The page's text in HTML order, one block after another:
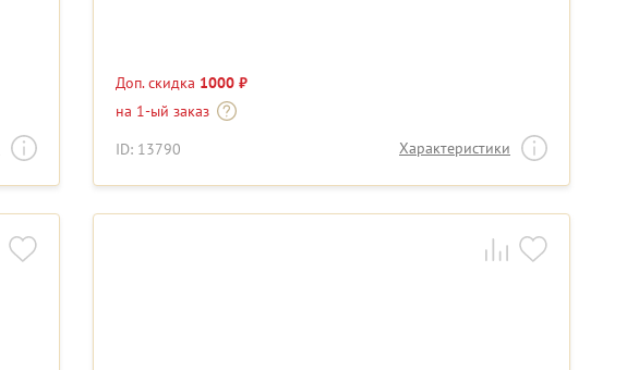
Доп. скидка 1000 ₽
на 1-ый заказ
ID: 13790
Характеристики